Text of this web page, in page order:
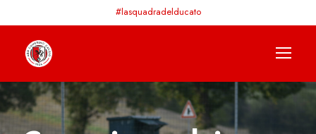
#lasquadradelducato